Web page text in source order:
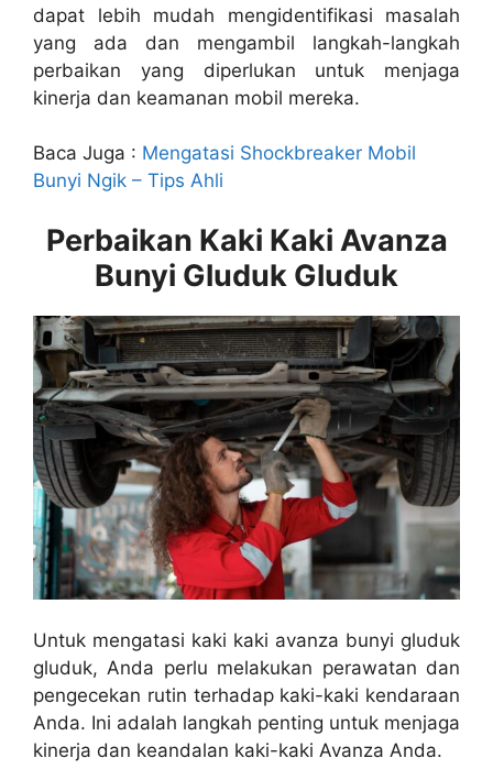
dapat lebih mudah mengidentifikasi masalah
yang ada dan mengambil langkah-langkah
perbaikan yang diperlukan untuk menjaga
kinerja dan keamanan mobil mereka.
Baca Juga : Mengatasi Shockbreaker Mobil
Bunyi Ngik – Tips Ahli
Perbaikan Kaki Kaki Avanza
Bunyi Gluduk Gluduk
Untuk mengatasi kaki kaki avanza bunyi gluduk
gluduk, Anda perlu melakukan perawatan dan
pengecekan rutin terhadap kaki-kaki kendaraan
Anda. Ini adalah langkah penting untuk menjaga
kinerja dan keandalan kaki-kaki Avanza Anda.